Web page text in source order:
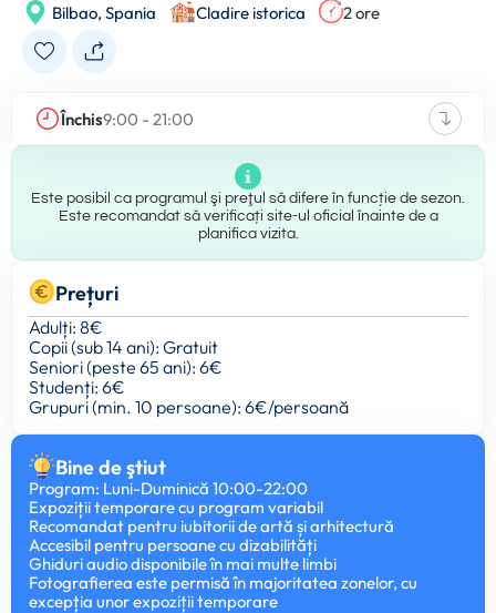
Bilbao, Spania Cladire istorica 2 ore
Închis9:00 - 21:00
Este posibil ca programul şi preţul să difere în funcție de sezon.
Este recomandat să verificați site-ul oficial înainte de a
planifica vizita.
Prețuri
Adulți: 8€
Copii (sub 14 ani): Gratuit
Seniori (peste 65 ani): 6€
Studenți: 6€
Grupuri (min. 10 persoane): 6€/persoană
Bine de ştiut
Program: Luni-Duminică 10:00-22:00
Expoziții temporare cu program variabil
Recomandat pentru iubitorii de artă și arhitectură
Accesibil pentru persoane cu dizabilități
Ghiduri audio disponibile în mai multe limbi
Fotografierea este permisă în majoritatea zonelor, cu
excepția unor expoziții temporare